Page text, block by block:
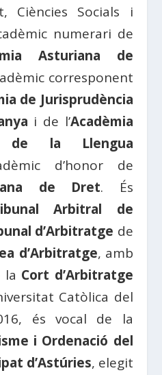
Ciències Socials i
numerari de
Asturiana de
corresponent
de Jurisprudència
i de l’Acadèmia
de la Llengua
d’honor de
de Dret. És
Arbitral de
d’Arbitratge de
d’Arbitratge, amb
la Cort d’Arbitratge
Catòlica del
és vocal de la
i Ordenació del
d’Astúries, elegit